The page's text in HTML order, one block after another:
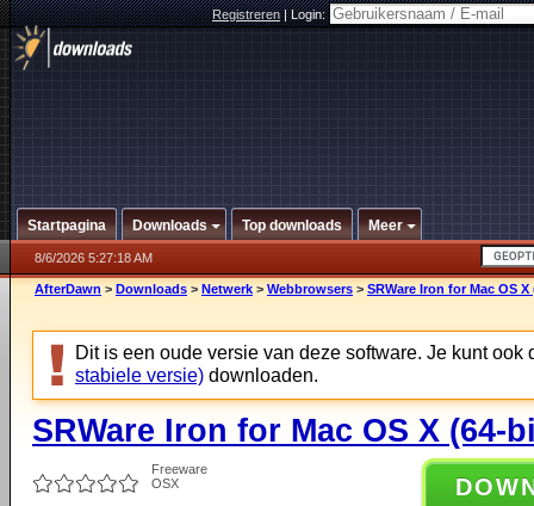
Registreren|Login:
Startpagina Downloads Top downloads Meer
8/6/2026 5:27:18 AM
AfterDawn > Downloads > Netwerk > Webbrowsers > SRWare Iron for Mac OS X
Dit is een oude versie van deze software. Je kunt ook
stabiele versie) downloaden.
SRWare Iron for Mac OS X (64-
Freeware
OSX